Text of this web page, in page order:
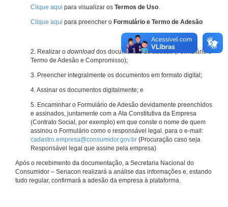
Clique aqui para visualizar os Termos de Uso.
Clique aqui para preencher o Formulário e Termo de Adesão
2. Realizar o download dos documentos de adesão (Formulário e
Termo de Adesão e Compromisso);
3. Preencher integralmente os documentos em formato digital;
4. Assinar os documentos digitalmente; e
5. Encaminhar o Formulário de Adesão devidamente preenchidos
e assinados, juntamente com a Ata Constitutiva da Empresa
(Contrato Social, por exemplo) em que conste o nome de quem
assinou o Formulário como o responsável legal. para o e-mail:
cadastro.empresa@consumidor.gov.br (Procuração caso seja
Responsável legal que assine pela empresa)
Após o recebimento da documentação, a Secretaria Nacional do
Consumidor – Senacon realizará a análise das informações e, estando
tudo regular, confirmará a adesão da empresa à plataforma.